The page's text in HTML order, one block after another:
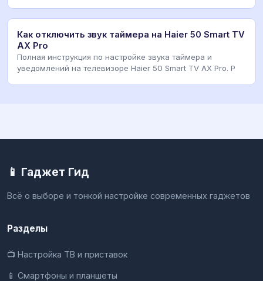
Как отключить звук таймера на Haier 50 Smart TV
AX Pro
Полная инструкция по настройке звука таймера и
уведомлений на телевизоре Haier 50 Smart TV AX Pro. Р
📱 Гаджет Гид
Всё о выборе и тонкой настройке современных гаджетов
Разделы
📺 Настройка ТВ и приставок
📱 Смартфоны и планшеты